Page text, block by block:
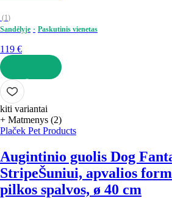
(1)
Sandėlyje
Paskutinis vienetas
119 €
Į KREPŠELĮ
kiti variantai
+ Matmenys (2)
Plaček Pet Products
Augintinio guolis Dog
StripeŠuniui, apvalios
pilkos spalvos, ø 40 cm